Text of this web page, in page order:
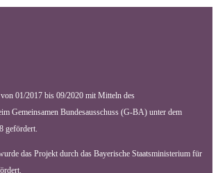
01/2017 bis 09/2020 mit Mitteln des
Gemeinsamen Bundesausschuss (G-BA) unter dem
gefördert.
das Projekt durch das Bayerische Staatsministerium für